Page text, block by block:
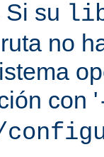
su
no
con '